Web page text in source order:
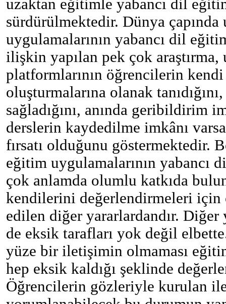
uzaktan eğitimle yabancı dil
sürdürülmektedir. Dünya
uygulamalarının yabancı dil
ilişkin yapılan pek çok
platformlarının öğrencilerin kendi
oluşturmalarına olanak
sağladığını, anında geribildirim
derslerin kaydedilme imkânı
fırsatı olduğunu göstermektedir.
eğitim uygulamalarının yabancı
çok anlamda olumlu katkıda
kendilerini değerlendirmeleri için
edilen diğer yararlardandır.
de eksik tarafları yok değil
yüze bir iletişimin olmaması
hep eksik kaldığı şeklinde
Öğrencilerin gözleriyle kurulan